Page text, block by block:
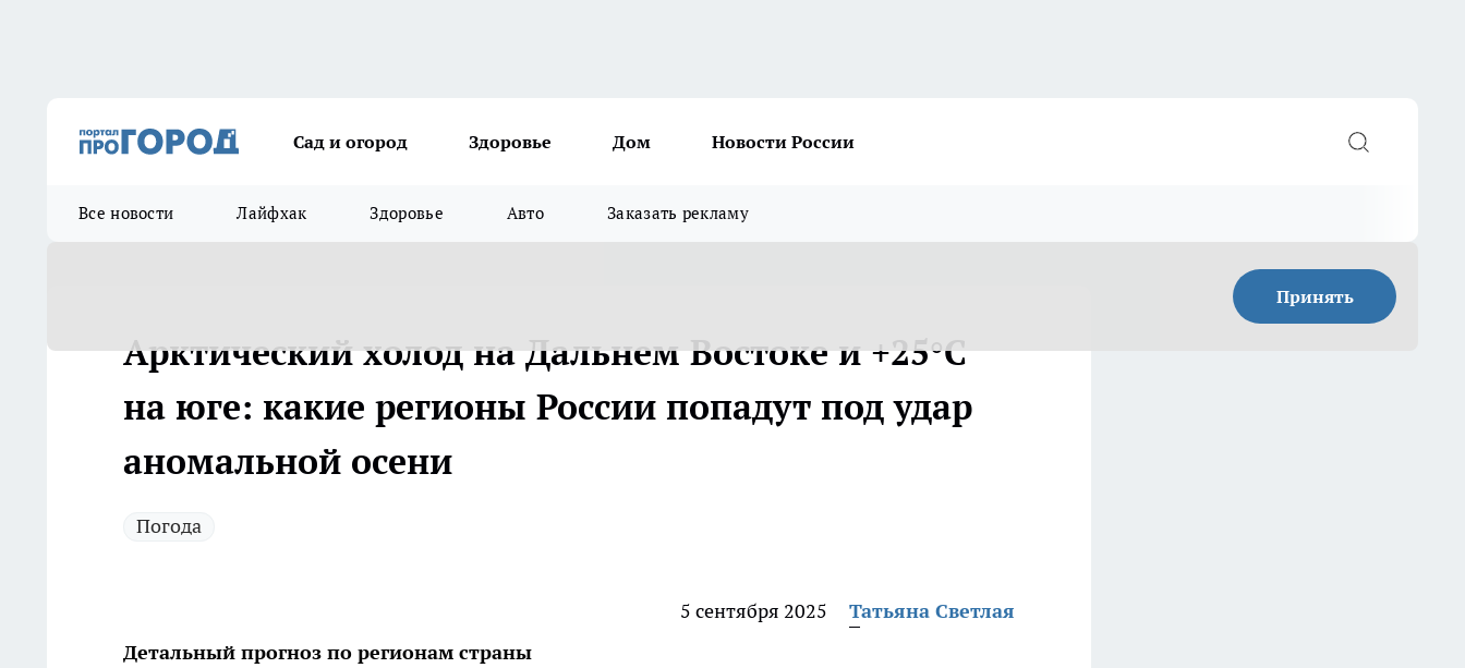
Сад и огород Здоровье Дом Новости России
Все новости Лайфхак Здоровье Авто Заказать рекламу
Принять
Арктический холод на Дальнем Востоке и +25°C
на юге: какие регионы России попадут под удар
аномальной осени
Погода
5 сентября 2025
Татьяна Светлая
Детальный прогноз по регионам страны